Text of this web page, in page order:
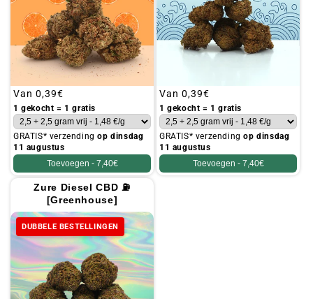
Gebruikelijke
prijs
Van 0,39€
1 gekocht = 1 gratis
GRATIS* verzendingop dinsdag
11 augustus
Toevoegen - 7,40€
Gebruikelijke
prijs
Van 0,39€
1 gekocht = 1 gratis
GRATIS* verzendingop dinsdag
11 augustus
Toevoegen - 7,40€
Zure Diesel CBD ⛽
[Greenhouse]
DUBBELE BESTELLINGEN